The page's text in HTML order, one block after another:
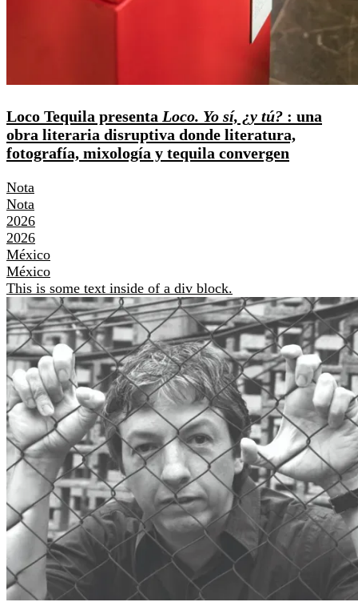
Loco Tequila presenta Loco. Yo sí, ¿y tú? : una
obra literaria disruptiva donde literatura,
fotografía, mixología y tequila convergen
Nota
Nota
2026
2026
México
México
This is some text inside of a div block.